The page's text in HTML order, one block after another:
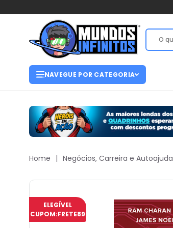
NAVEGUE POR CATEGORIA
Home | Negócios, Carreira e Autoajuda
ELEGÍVEL
CUPOM:FRETE89